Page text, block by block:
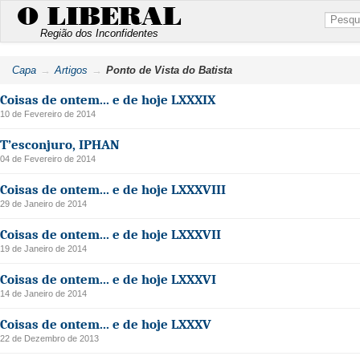
O LIBERAL
Região dos Inconfidentes
Capa Artigos Ponto de Vista do Batista
Coisas de ontem... e de hoje LXXXIX
10 de Fevereiro de 2014
T’esconjuro, IPHAN
04 de Fevereiro de 2014
Coisas de ontem... e de hoje LXXXVIII
29 de Janeiro de 2014
Coisas de ontem... e de hoje LXXXVII
19 de Janeiro de 2014
Coisas de ontem... e de hoje LXXXVI
14 de Janeiro de 2014
Coisas de ontem... e de hoje LXXXV
22 de Dezembro de 2013